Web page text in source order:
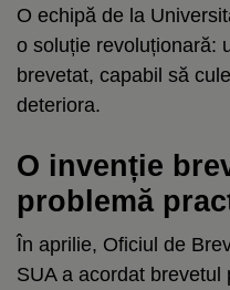
O echipă de la
o soluție revoluționară:
brevetat, capabil să
deteriora.
O invenție
problemă
În aprilie, Oficiul de
SUA a acordat brevetul